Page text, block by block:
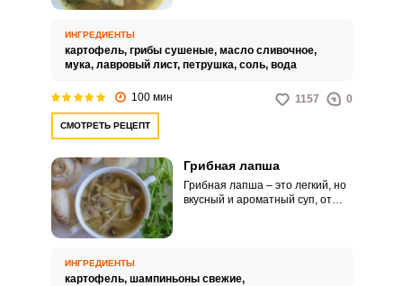
вкусом и привлекательным
внешним видом.
ИНГРЕДИЕНТЫ
картофель, грибы сушеные, масло сливочное,
мука, лавровый лист, петрушка, соль, вода
100 мин 1157 0
СМОТРЕТЬ РЕЦЕПТ
Грибная лапша
Грибная лапша – это легкий, но
вкусный и ароматный суп, от
ИНГРЕДИЕНТЫ
картофель, шампиньоны свежие,